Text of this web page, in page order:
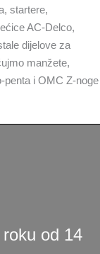
startere,
AC-Delco,
dijelove za
manžete,
penta i OMC Z-noge
od 14